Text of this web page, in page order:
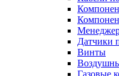
Датчики
Винты
Газовые